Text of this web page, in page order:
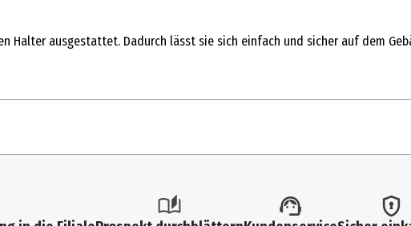
Halter ausgestattet. Dadurch lässt sie sich einfach und sicher auf dem
Geburtstags-Kerzen und Sonstiges